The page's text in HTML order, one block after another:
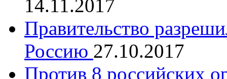
14.11.2017
Правительство
Россию 27.10.2017
Против 8 российских